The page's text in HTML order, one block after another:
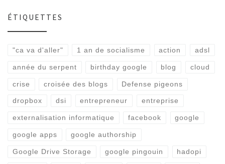
ÉTIQUETTES
"ca va d'aller" 1 an de socialisme action adsl
année du serpent birthday google blog cloud
crise croisée des blogs Defense pigeons
dropbox dsi entrepreneur entreprise
externalisation informatique facebook google
google apps google authorship
Google Drive Storage google pingouin hadopi